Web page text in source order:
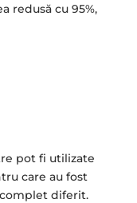
redusă cu 95%,
pot fi utilizate
care au fost
diferit.